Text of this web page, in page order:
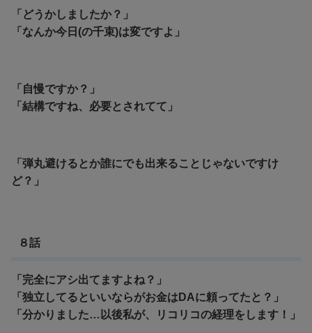
「どうかしましたか？」
「なんか今日(の千束)は変ですよ」
「自慢ですか？」
「結構ですね、必要とされてて」
「弾丸避けるとか誰にでも出来ることじゃないですけ
ど？」
８話
「完全にアシ出てますよね？」
「独立してるといいならがお金はDAに頼ってたと？」
「分かりました…以後私が、リコリコの経理をします！」